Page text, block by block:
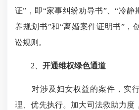
证”，即“家事纠纷劝导书”、“冷静
养规划书”和“离婚案件证明书”，
讼规则。
2、 开通维权绿色通道
对涉及妇女权益的案件，实行
理、优先执行。加大司法救助力度